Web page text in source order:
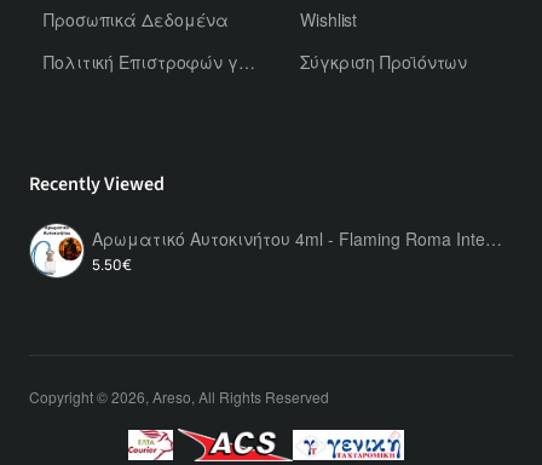
Προσωπικά Δεδομένα
Πολιτική Επιστροφών για Χύμα Αρώματα
Wishlist
Σύγκριση Προϊόντων
Recently Viewed
Αρωματικό Αυτοκινήτου 4ml - Flaming Roma Intense Men
5.50€
Copyright © 2026, Areso, All Rights Reserved